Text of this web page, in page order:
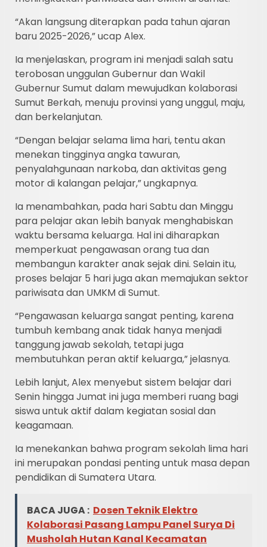
“Akan langsung diterapkan pada tahun ajaran
baru 2025-2026,” ucap Alex.
Ia menjelaskan, program ini menjadi salah satu
terobosan unggulan Gubernur dan Wakil
Gubernur Sumut dalam mewujudkan kolaborasi
Sumut Berkah, menuju provinsi yang unggul, maju,
dan berkelanjutan.
“Dengan belajar selama lima hari, tentu akan
menekan tingginya angka tawuran,
penyalahgunaan narkoba, dan aktivitas geng
motor di kalangan pelajar,” ungkapnya.
Ia menambahkan, pada hari Sabtu dan Minggu
para pelajar akan lebih banyak menghabiskan
waktu bersama keluarga. Hal ini diharapkan
memperkuat pengawasan orang tua dan
membangun karakter anak sejak dini. Selain itu,
proses belajar 5 hari juga akan memajukan sektor
pariwisata dan UMKM di Sumut.
“Pengawasan keluarga sangat penting, karena
tumbuh kembang anak tidak hanya menjadi
tanggung jawab sekolah, tetapi juga
membutuhkan peran aktif keluarga,” jelasnya.
Lebih lanjut, Alex menyebut sistem belajar dari
Senin hingga Jumat ini juga memberi ruang bagi
siswa untuk aktif dalam kegiatan sosial dan
keagamaan.
Ia menekankan bahwa program sekolah lima hari
ini merupakan pondasi penting untuk masa depan
pendidikan di Sumatera Utara.
BACA JUGA : Dosen Teknik Elektro
Kolaborasi Pasang Lampu Panel Surya Di
Musholah Hutan Kanal Kecamatan